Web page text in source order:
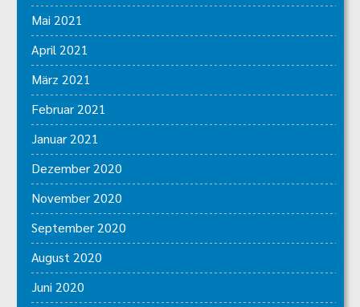
Mai 2021
April 2021
März 2021
Februar 2021
Januar 2021
Dezember 2020
November 2020
September 2020
August 2020
Juni 2020